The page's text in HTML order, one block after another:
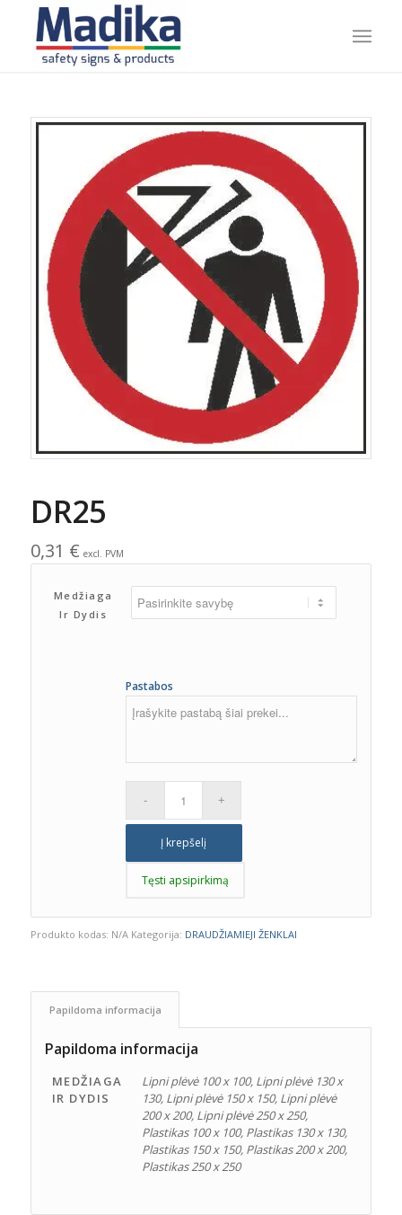
DR25
0,31 € excl. PVM
Medžiaga
Ir Dydis
Pastabos
Į krepšelį
Tęsti apsipirkimą
Produkto kodas: N/A Kategorija: DRAUDŽIAMIEJI ŽENKLAI
Papildoma informacija
Papildoma informacija
MEDŽIAGA
IR DYDIS
Lipni plėvė 100 x 100, Lipni plėvė 130 x
130, Lipni plėvė 150 x 150, Lipni plėvė
200 x 200, Lipni plėvė 250 x 250,
Plastikas 100 x 100, Plastikas 130 x 130,
Plastikas 150 x 150, Plastikas 200 x 200,
Plastikas 250 x 250